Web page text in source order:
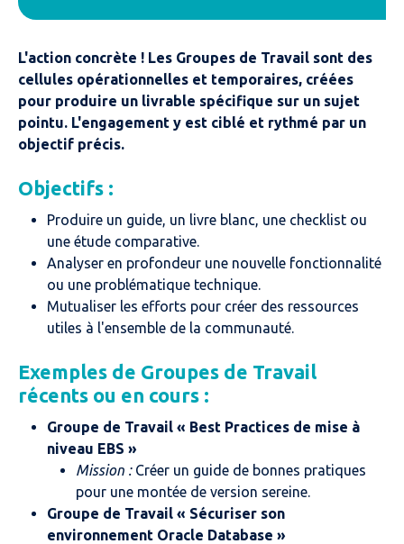
L'action concrète ! Les Groupes de Travail sont des
cellules opérationnelles et temporaires, créées
pour produire un livrable spécifique sur un sujet
pointu. L'engagement y est ciblé et rythmé par un
objectif précis.
Objectifs :
Produire un guide, un livre blanc, une checklist ou
une étude comparative.
Analyser en profondeur une nouvelle fonctionnalité
ou une problématique technique.
Mutualiser les efforts pour créer des ressources
utiles à l'ensemble de la communauté.
Exemples de Groupes de Travail
récents ou en cours :
Groupe de Travail « Best Practices de mise à
niveau EBS »
Mission :Créer un guide de bonnes pratiques
pour une montée de version sereine.
Groupe de Travail « Sécuriser son
environnement Oracle Database »